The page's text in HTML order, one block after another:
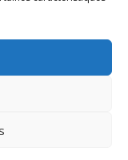
Tarifs